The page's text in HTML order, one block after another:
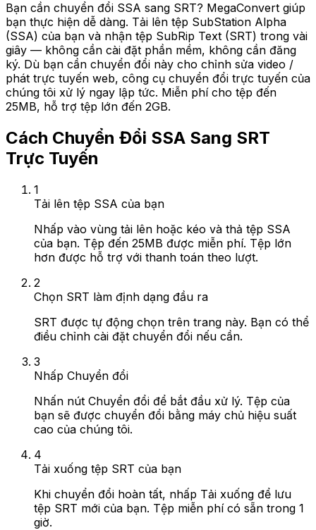
Bạn cần chuyển đổi SSA sang SRT? MegaConvert giúp
bạn thực hiện dễ dàng. Tải lên tệp SubStation Alpha
(SSA) của bạn và nhận tệp SubRip Text (SRT) trong vài
giây — không cần cài đặt phần mềm, không cần đăng
ký. Dù bạn cần chuyển đổi này cho chỉnh sửa video /
phát trực tuyến web, công cụ chuyển đổi trực tuyến của
chúng tôi xử lý ngay lập tức. Miễn phí cho tệp đến
25MB, hỗ trợ tệp lớn đến 2GB.
Cách Chuyển Đổi SSA Sang SRT
Trực Tuyến
1
Tải lên tệp SSA của bạn
Nhấp vào vùng tải lên hoặc kéo và thả tệp SSA
của bạn. Tệp đến 25MB được miễn phí. Tệp lớn
hơn được hỗ trợ với thanh toán theo lượt.
2
Chọn SRT làm định dạng đầu ra
SRT được tự động chọn trên trang này. Bạn có thể
điều chỉnh cài đặt chuyển đổi nếu cần.
3
Nhấp Chuyển đổi
Nhấn nút Chuyển đổi để bắt đầu xử lý. Tệp của
bạn sẽ được chuyển đổi bằng máy chủ hiệu suất
cao của chúng tôi.
4
Tải xuống tệp SRT của bạn
Khi chuyển đổi hoàn tất, nhấp Tải xuống để lưu
tệp SRT mới của bạn. Tệp miễn phí có sẵn trong 1
giờ.